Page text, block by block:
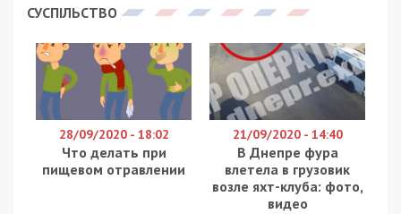
СУСПІЛЬСТВО
28/09/2020 - 18:02
Что делать при
пищевом отравлении
21/09/2020 - 14:40
В Днепре фура
влетела в грузовик
возле яхт-клуба: фото,
видео